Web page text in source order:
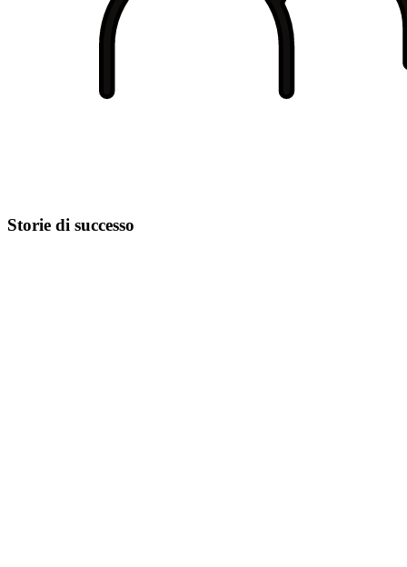
Storie di successo